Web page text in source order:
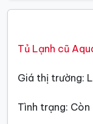
Tủ Lạnh cũ
Giá thị trường:
Tình trạng: Còn